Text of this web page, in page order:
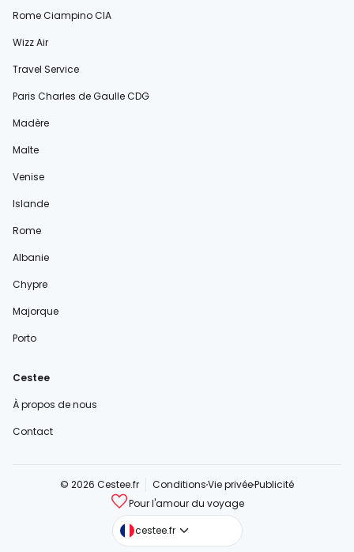
Rome Ciampino CIA
Wizz Air
Travel Service
Paris Charles de Gaulle CDG
Madère
Malte
Venise
Islande
Rome
Albanie
Chypre
Majorque
Porto
Cestee
À propos de nous
Contact
© 2026 Cestee.fr ConditionsVie privéePublicité
Pour l'amour du voyage
cestee.fr
cestee.com
cestee.sk